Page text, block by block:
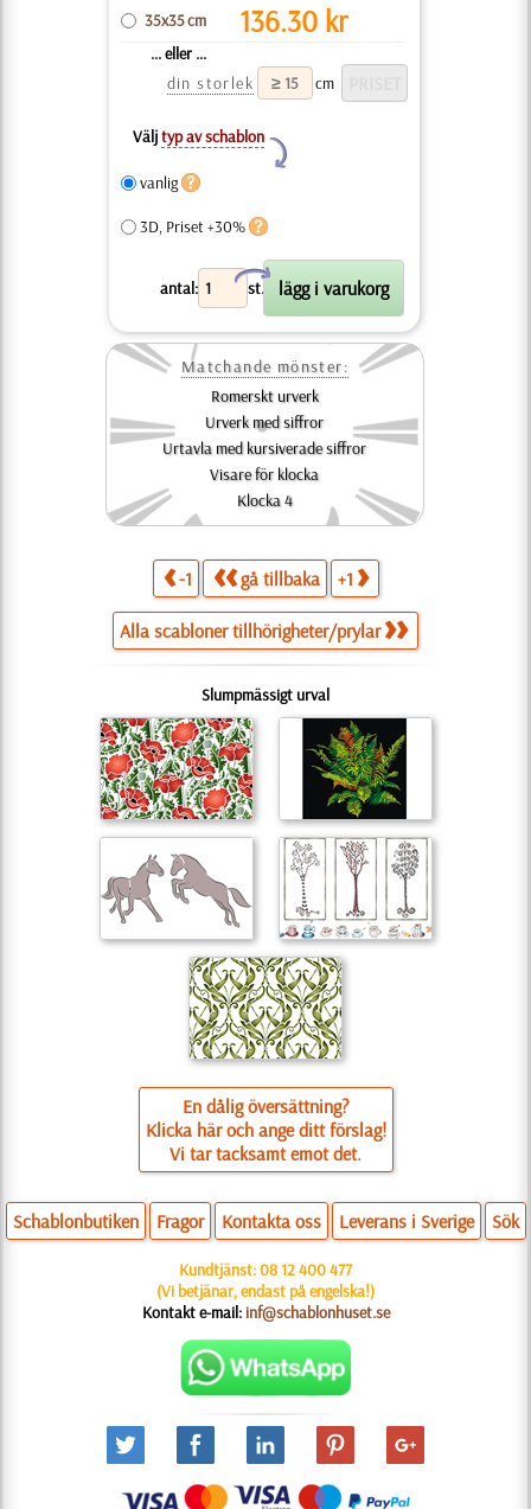
35x35 cm 136.30 kr
... eller ...
din storlek
cm
Väljtyp av schablon
Y
vanlig
3D, Priset +30%
antal: st.
X
Matchande mönster:
Romerskt urverk
Urverk med siffror
Urtavla med kursiverade siffror
Visare för klocka
Klocka 4
-1 gå tillbaka +1
Alla scabloner tillhörigheter/prylar
Slumpmässigt urval
En dålig översättning?
Klicka här och ange ditt förslag!
Vi tar tacksamt emot det.
Schablonbutiken Fragor Kontakta oss Leverans i Sverige Sök
Kundtjänst:08 12 400 477
(Vi betjänar, endast på engelska!)
Kontakt e-mail: inf@schablonhuset.se